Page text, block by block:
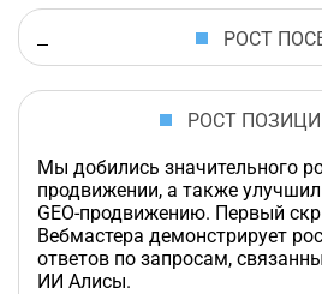
РОСТ
РОСТ
Мы добились значительного
продвижении, а также
GEO-продвижению. Первый
Вебмастера демонстрирует
ответов по запросам,
ИИ Алисы.